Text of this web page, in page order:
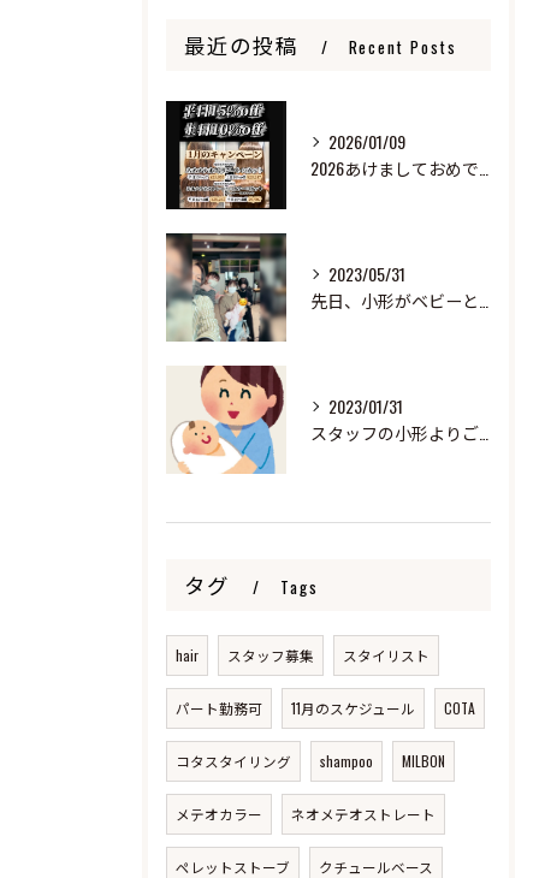
最近の投稿 Recent Posts
2026/01/09
2023/05/31
2023/01/31
タグ Tags
hair スタッフ募集 スタイリスト
パート勤務可 11月のスケジュール COTA
コタスタイリング shampoo MILBON
メテオカラー ネオメテオストレート
ペレットストーブ クチュールベース